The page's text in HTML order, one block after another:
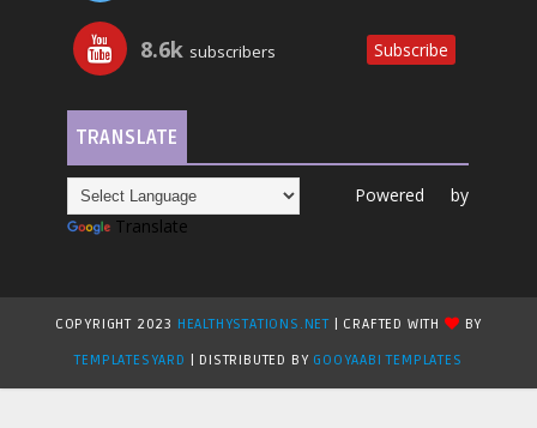
8.6k subscribers Subscribe
TRANSLATE
Powered by
Translate
COPYRIGHT 2023 HEALTHYSTATIONS.NET | CRAFTED WITH
BY
TEMPLATESYARD
| DISTRIBUTED BY GOOYAABI TEMPLATES